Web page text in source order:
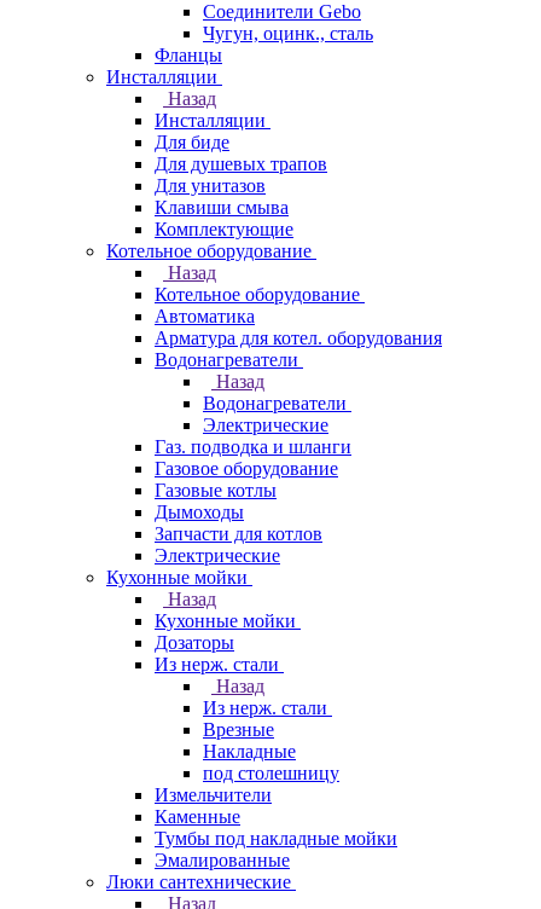
Соединители Gebo
Чугун, оцинк., сталь
Фланцы
Инсталляции
Назад
Инсталляции
Для биде
Для душевых трапов
Для унитазов
Клавиши смыва
Комплектующие
Котельное оборудование
Назад
Котельное оборудование
Автоматика
Арматура для котел. оборудования
Водонагреватели
Назад
Водонагреватели
Электрические
Газ. подводка и шланги
Газовое оборудование
Газовые котлы
Дымоходы
Запчасти для котлов
Электрические
Кухонные мойки
Назад
Кухонные мойки
Дозаторы
Из нерж. стали
Назад
Из нерж. стали
Врезные
Накладные
под столешницу
Измельчители
Каменные
Тумбы под накладные мойки
Эмалированные
Люки сантехнические
Назад